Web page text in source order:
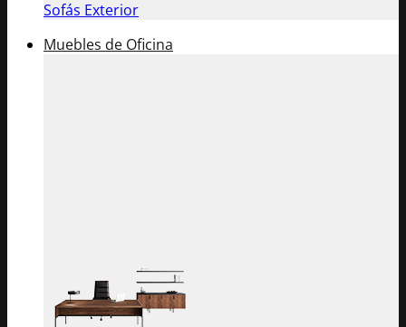
Sofás Exterior
Muebles de Oficina